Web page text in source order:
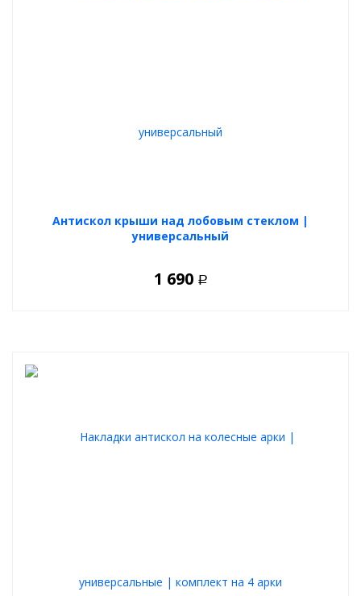
Антискол крыши над лобовым стеклом |
универсальный
1 690 Р